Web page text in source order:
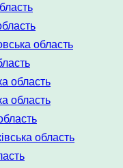
область
область
область
область